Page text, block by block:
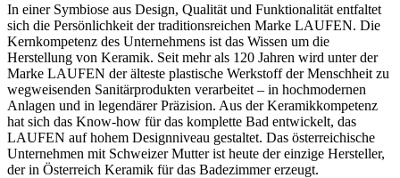
In einer Symbiose aus Design, Qualität und Funktionalität entfaltet
sich die Persönlichkeit der traditionsreichen Marke LAUFEN. Die
Kernkompetenz des Unternehmens ist das Wissen um die
Herstellung von Keramik. Seit mehr als 120 Jahren wird unter der
Marke LAUFEN der älteste plastische Werkstoff der Menschheit zu
wegweisenden Sanitärprodukten verarbeitet – in hochmodernen
Anlagen und in legendärer Präzision. Aus der Keramikkompetenz
hat sich das Know-how für das komplette Bad entwickelt, das
LAUFEN auf hohem Designniveau gestaltet. Das österreichische
Unternehmen mit Schweizer Mutter ist heute der einzige Hersteller,
der in Österreich Keramik für das Badezimmer erzeugt.